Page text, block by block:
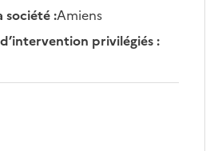
société:Amiens
privilégiés: